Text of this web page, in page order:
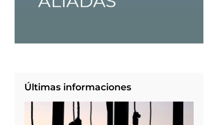
Últimas informaciones